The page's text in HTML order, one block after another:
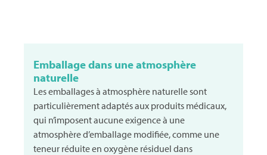
Emballage dans une atmosphère
naturelle
Les emballages à atmosphère naturelle sont
particulièrement adaptés aux produits médicaux,
qui n’imposent aucune exigence à une
atmosphère d’emballage modifiée, comme une
teneur réduite en oxygène résiduel dans